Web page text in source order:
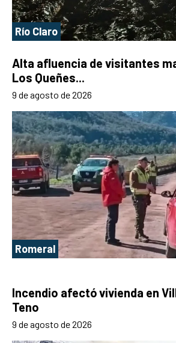
Río Claro
Alta afluencia de visitantes
Los Queñes...
9 de agosto de 2026
Romeral
Incendio afectó vivienda en
Teno
9 de agosto de 2026